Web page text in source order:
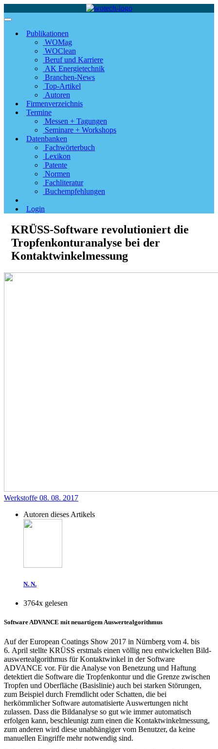
Publikationen
WOMag
WOClean
Beruf und Karriere
AK Energietechnik
Branchen-News
Top-Artikel
Autoren
Firmenverzeichnis
Termine
Messen + Tagungen
Seminare + Workshops
Datenbanken
Fachwörterbuch
Lexikon
Patente
Normen
Fachliteratur
Buchempfehlungen
Login
KRÜSS-Software revolutioniert die
Tropfenkonturanalyse bei der
Kontaktwinkelmessung
Werkstoffe 08. 08. 2017
Autoren dieses Artikels
N. N.
3764x gelesen
Software ADVANCE mit neuartigem Auswertealgorithmus
Auf der European Coatings Show 2017 in Nürnberg vom 4. bis
6. April stellte KRÜSS erstmals einen völlig neu entwickelten Bild­
auswertealgorithmus für Kontaktwinkel in der Software
ADVANCE vor. Für die Analyse von Benetzung und Haftung
detektiert die Software die Tropfenkontur und die Grenze zwischen
Tropfen und Oberfläche (Basislinie) auch bei starken Störungen,
zum Beispiel durch Fremdlicht oder Schatten, die bei
herkömmlicher Software automatisierte Auswertungen nicht
zulassen. Dass die Bild­analyse so gut wie immer automatisch
erfolgen kann, beschleunigt zum einen die Kontaktwinkelmessung,
zum anderen wird diese unabhängiger vom Benutzer, da keine
manuellen Eingriffe mehr notwendig sind.